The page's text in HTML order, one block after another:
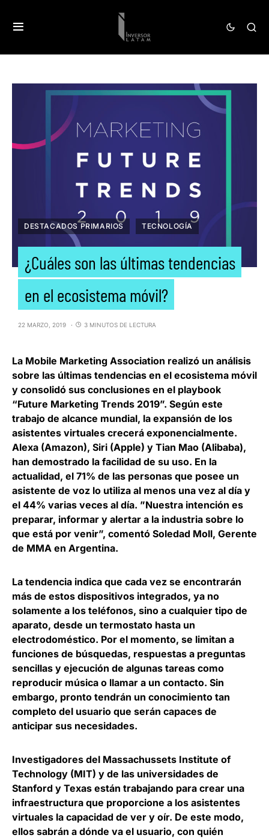
DESTACADOS PRIMARIOS TECNOLOGÍA
¿Cuáles son las últimas tendencias
en el ecosistema móvil?
22 MARZO, 2019 3 MINUTOS DE LECTURA
La Mobile Marketing Association realizó un análisis
sobre las últimas tendencias en el ecosistema móvil
y consolidó sus conclusiones en el playbook
“Future Marketing Trends 2019”. Según este
trabajo de alcance mundial, la expansión de los
asistentes virtuales crecerá exponencialmente.
Alexa (Amazon), Siri (Apple) y Tian Mao (Alibaba),
han demostrado la facilidad de su uso. En la
actualidad, el 71% de las personas que posee un
asistente de voz lo utiliza al menos una vez al día y
el 44% varias veces al día. ”Nuestra intención es
preparar, informar y alertar a la industria sobre lo
que está por venir”, comentó Soledad Moll, Gerente
de MMA en Argentina.
La tendencia indica que cada vez se encontrarán
más de estos dispositivos integrados, ya no
solamente a los teléfonos, sino a cualquier tipo de
aparato, desde un termostato hasta un
electrodoméstico. Por el momento, se limitan a
funciones de búsquedas, respuestas a preguntas
sencillas y ejecución de algunas tareas como
reproducir música o llamar a un contacto. Sin
embargo, pronto tendrán un conocimiento tan
completo del usuario que serán capaces de
anticipar sus necesidades.
Investigadores del Massachussets Institute of
Technology (MIT) y de las universidades de
Stanford y Texas están trabajando para crear una
infraestructura que proporcione a los asistentes
virtuales la capacidad de ver y oír. De este modo,
ellos sabrán a dónde va el usuario, con quién